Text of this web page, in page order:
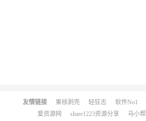
友情链接 果核剥壳 轻狂志 软件No1
爱资源网
share1223资源分享 马小帮